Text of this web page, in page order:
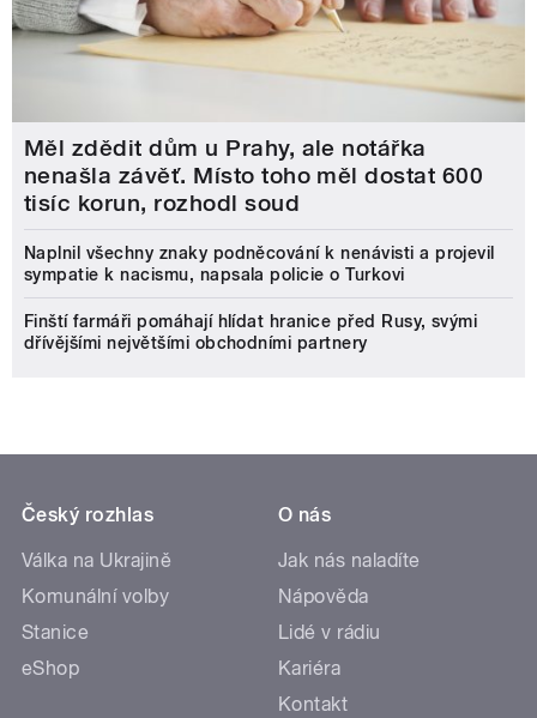
Měl zdědit dům u Prahy, ale notářka
nenašla závěť. Místo toho měl dostat 600
tisíc korun, rozhodl soud
Naplnil všechny znaky podněcování k nenávisti a projevil
sympatie k nacismu, napsala policie o Turkovi
Finští farmáři pomáhají hlídat hranice před Rusy, svými
dřívějšími největšími obchodními partnery
Český rozhlas
Válka na Ukrajině
Komunální volby
Stanice
eShop
O nás
Jak nás naladíte
Nápověda
Lidé v rádiu
Kariéra
Kontakt